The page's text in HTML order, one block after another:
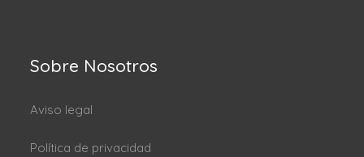
Sobre Nosotros
Aviso legal
Política de privacidad